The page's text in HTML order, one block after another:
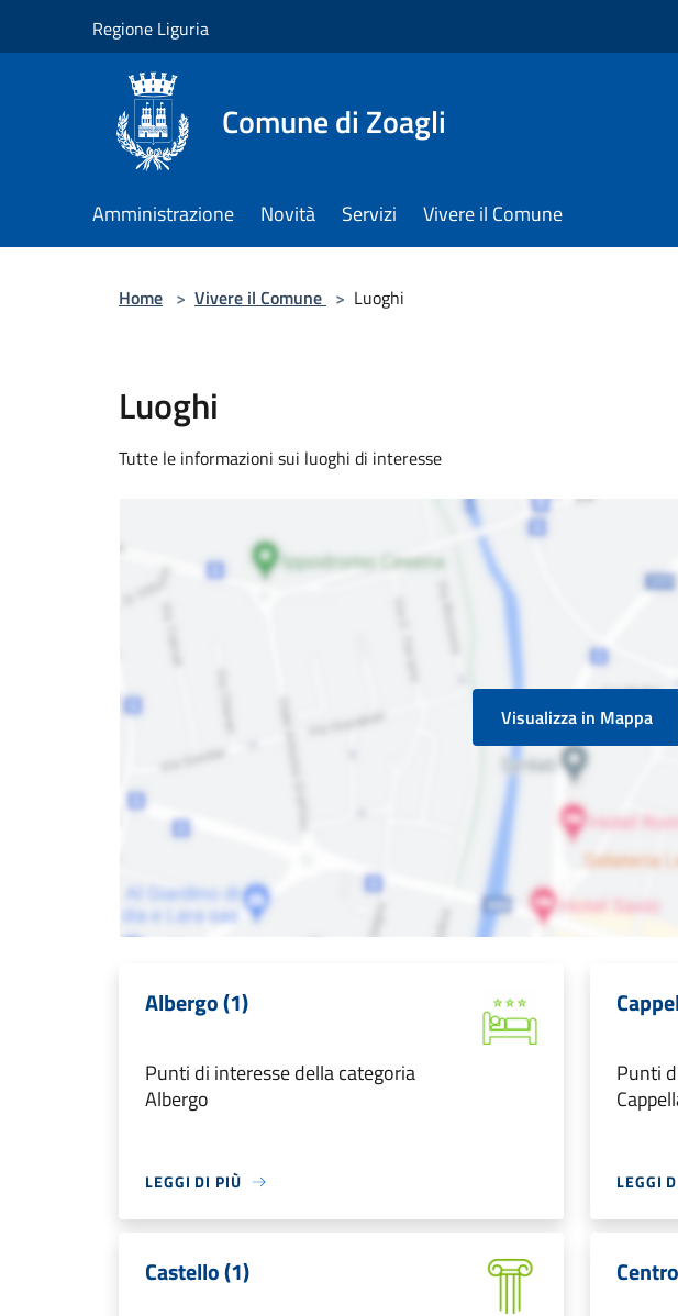
Regione Liguria
Comune di Zoagli
Amministrazione Novità Servizi Vivere il Comune
Home > Vivere il Comune > Luoghi
Luoghi
Tutte le informazioni sui luoghi di interesse
Visualizza in Mappa
Albergo (1)
Punti di interesse della categoria
Albergo
LEGGI DI PIÙ
Punti
LEGGI
Castello (1)